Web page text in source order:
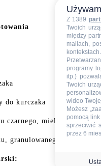
do kurczaka
czarnego, mielonego
granulowanego
Z 1389
Twoich
między
mailach,
kontekstach.
programy
itp.)
Twoich
wideo
Możesz
pomocą link
sprzeciwić
przez 6